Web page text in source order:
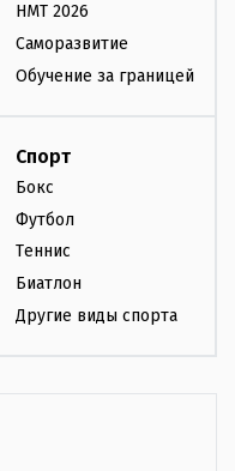
НМТ 2026
Саморазвитие
Обучение за границей
Спорт
Бокс
Футбол
Теннис
Биатлон
Другие виды спорта